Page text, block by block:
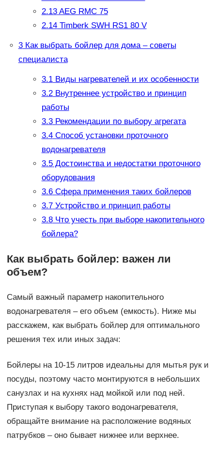
2.13AEG RMC 75
2.14Timberk SWH RS1 80 V
3Как выбрать бойлер для дома – советы
специалиста
3.1Виды нагревателей и их особенности
3.2Внутреннее устройство и принцип
работы
3.3Рекомендации по выбору агрегата
3.4Способ установки проточного
водонагревателя
3.5Достоинства и недостатки проточного
оборудования
3.6Сфера применения таких бойлеров
3.7Устройство и принцип работы
3.8Что учесть при выборе накопительного
бойлера?
Как выбрать бойлер: важен ли
объем?
Самый важный параметр накопительного
водонагревателя – его объем (емкость). Ниже мы
расскажем, как выбрать бойлер для оптимального
решения тех или иных задач:
Бойлеры на 10-15 литров идеальны для мытья рук и
посуды, поэтому часто монтируются в небольших
санузлах и на кухнях над мойкой или под ней.
Приступая к выбору такого водонагревателя,
обращайте внимание на расположение водяных
патрубков – оно бывает нижнее или верхнее.